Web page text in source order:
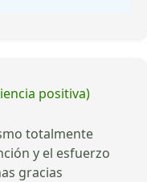
positiva)
totalmente
y el esfuerzo
gracias